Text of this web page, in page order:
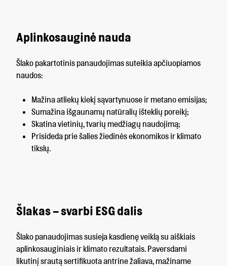
Aplinkosauginė nauda
Šlako pakartotinis panaudojimas suteikia apčiuopiamos
naudos:
Mažina atliekų kiekį sąvartynuose ir metano emisijas;
Sumažina išgaunamų natūralių išteklių poreikį;
Skatina vietinių, tvarių medžiagų naudojimą;
Prisideda prie šalies žiedinės ekonomikos ir klimato
tikslų.
Šlakas – svarbi ESG dalis
Šlako panaudojimas susieja kasdienę veiklą su aiškiais
aplinkosauginiais ir klimato rezultatais. Paversdami
likutinį srautą sertifikuota antrine žaliava, mažiname